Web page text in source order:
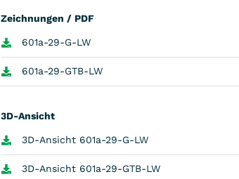
Zeichnungen / PDF
601a-29-G-LW
601a-29-GTB-LW
3D-Ansicht
3D-Ansicht 601a-29-G-LW
3D-Ansicht 601a-29-GTB-LW